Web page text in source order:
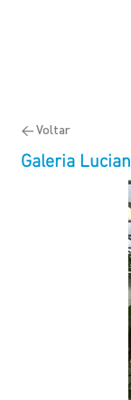
< Voltar
Galeria